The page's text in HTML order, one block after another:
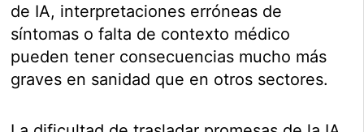
de IA, interpretaciones erróneas de
síntomas o falta de contexto médico
pueden tener consecuencias mucho más
graves en sanidad que en otros sectores.